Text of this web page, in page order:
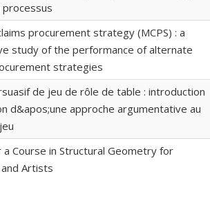
processus
procurement strategy (MCPS) : a
study of the performance of alternate
strategies
de jeu de rôle de table : introduction
d&apos;une approche argumentative au
a Course in Structural Geometry for
Artists